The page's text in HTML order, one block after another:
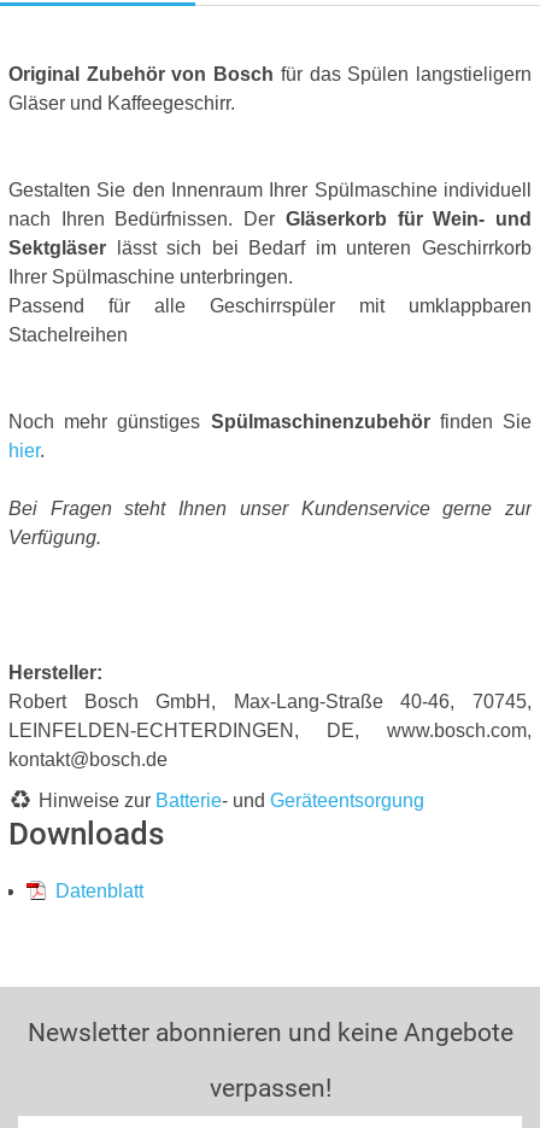
Original Zubehör von Bosch für das Spülen langstieligern
Gläser und Kaffeegeschirr.
Gestalten Sie den Innenraum Ihrer Spülmaschine individuell
nach Ihren Bedürfnissen. Der Gläserkorb für Wein- und
Sektgläser lässt sich bei Bedarf im unteren Geschirrkorb
Ihrer Spülmaschine unterbringen.
Passend für alle Geschirrspüler mit umklappbaren
Stachelreihen
Noch mehr günstiges Spülmaschinenzubehör finden Sie
hier.
Bei Fragen steht Ihnen unser Kundenservice gerne zur
Verfügung.
Hersteller:
Robert Bosch GmbH, Max-Lang-Straße 40-46, 70745,
LEINFELDEN-ECHTERDINGEN, DE, www.bosch.com,
kontakt@bosch.de
Hinweise zur Batterie- und Geräteentsorgung
Downloads
Datenblatt
Newsletter abonnieren und keine Angebote
verpassen!